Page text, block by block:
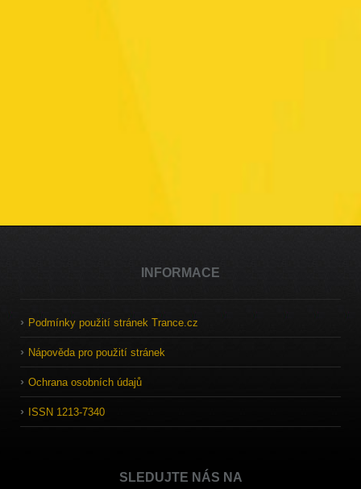
INFORMACE
Podmínky použití stránek Trance.cz
Nápověda pro použití stránek
Ochrana osobních údajů
ISSN 1213-7340
SLEDUJTE NÁS NA